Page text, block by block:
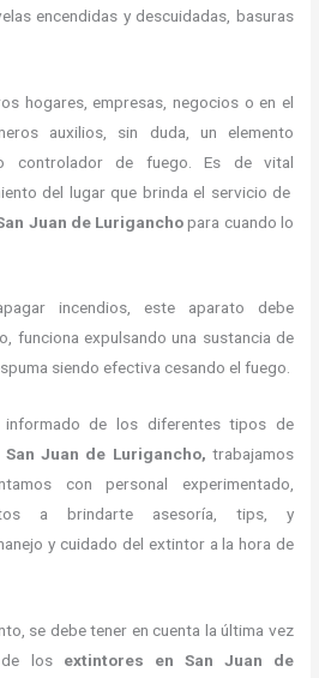
encendidas y descuidadas, basuras
hogares, empresas, negocios o en el
auxilios, sin duda, un elemento
controlador de fuego. Es de vital
del lugar que brinda el servicio de
Juan de Luriganchopara cuando lo
incendios, este aparato debe
funciona expulsando una sustancia de
siendo efectiva cesando el fuego.
de los diferentes tipos de
San Juan de Lurigancho, trabajamos
con personal experimentado,
a brindarte asesoría, tips, y
y cuidado del extintor a la hora de
se debe tener en cuenta la última vez
los extintores en San Juan de